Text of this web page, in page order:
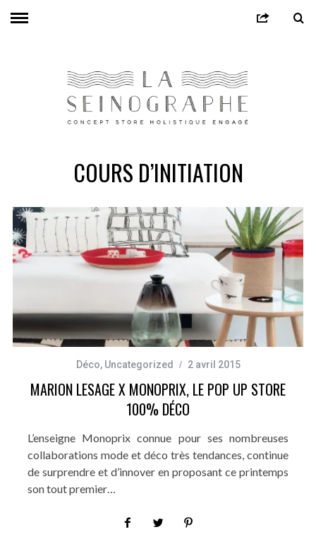
COURS D’INITIATION
Déco, Uncategorized 2 avril 2015
MARION LESAGE X MONOPRIX, LE POP UP STORE
100% DÉCO
L’enseigne Monoprix connue pour ses nombreuses
collaborations mode et déco très tendances, continue
de surprendre et d’innover en proposant ce printemps
son tout premier…